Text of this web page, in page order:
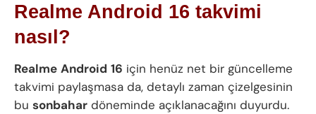
Realme Android 16 takvimi
nasıl?
Realme Android 16 için henüz net bir güncelleme
takvimi paylaşmasa da, detaylı zaman çizelgesinin
bu sonbahar döneminde açıklanacağını duyurdu.